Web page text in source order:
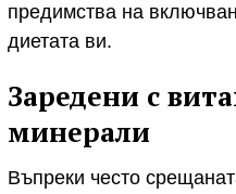
предимства на
диетата ви.
Заредени с
минерали
Въпреки често